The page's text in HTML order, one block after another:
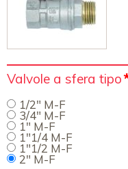
Campo
Valvole a sfera tipo
1/2" M-F
3/4" M-F
1" M-F
1"1/4 M-F
1"1/2 M-F
2" M-F